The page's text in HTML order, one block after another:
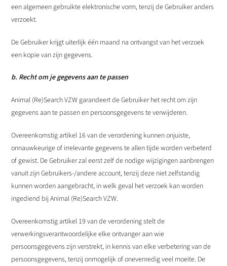
een algemeen gebruikte elektronische vorm, tenzij de Gebruiker anders
verzoekt.
De Gebruiker krijgt uiterlijk één maand na ontvangst van het verzoek
een kopie van zijn gegevens.
b. Recht om je gegevens aan te passen
Animal (Re)Search VZW garandeert de Gebruiker het recht om zijn
gegevens aan te passen en persoonsgegevens te verwijderen.
Overeenkomstig artikel 16 van de verordening kunnen onjuiste,
onnauwkeurige of irrelevante gegevens te allen tijde worden verbeterd
of gewist. De Gebruiker zal eerst zelf de nodige wijzigingen aanbrengen
vanuit zijn Gebruikers-/andere account, tenzij deze niet zelfstandig
kunnen worden aangebracht, in welk geval het verzoek kan worden
ingediend bij Animal (Re)Search VZW.
Overeenkomstig artikel 19 van de verordening stelt de
verwerkingsverantwoordelijke elke ontvanger aan wie
persoonsgegevens zijn verstrekt, in kennis van elke verbetering van de
persoonsgegevens, tenzij onmogelijk of onevenredig veel moeite. De